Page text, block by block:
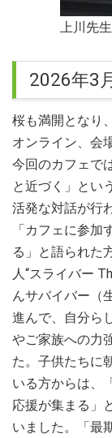
上川先
2026年3
桜も満開となり
オンライン、会
今回のカフェで
と近づく」とい
活発な対話が行
「カフェに参
る」と語られた
人“スライバー
んサバイバー（
進んで、自分ら
やご家族への力
た。子供たちに
いる方からは、
応援が集まる」
いました。「最